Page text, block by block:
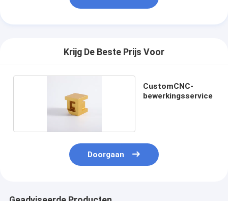
Krijg De Beste Prijs Voor
CustomCNC-
bewerkingsservice
Doorgaan